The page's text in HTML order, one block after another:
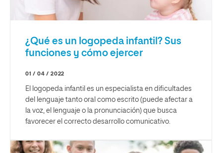
¿Qué es un logopeda infantil? Sus
funciones y cómo ejercer
01 / 04 / 2022
El logopeda infantil es un especialista en dificultades
del lenguaje tanto oral como escrito (puede afectar a
la voz, el lenguaje o la pronunciación) que busca
favorecer el correcto desarrollo comunicativo.